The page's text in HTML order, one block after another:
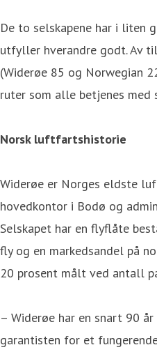
De to selskapene har i liten
utfyller hverandre godt. Av
(Widerøe 85 og Norwegian
ruter som alle betjenes med
Norsk luftfartshistorie
Widerøe er Norges eldste
hovedkontor i Bodø og
Selskapet har en flyflåte
fly og en markedsandel på
20 prosent målt ved antall
– Widerøe har en snart 90
garantisten for et